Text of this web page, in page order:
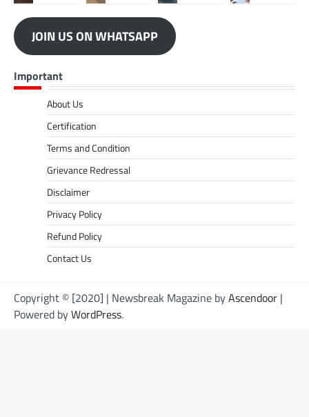
JOIN US ON WHATSAPP
Important
About Us
Certification
Terms and Condition
Grievance Redressal
Disclaimer
Privacy Policy
Refund Policy
Contact Us
Copyright © [2020] | Newsbreak Magazine byAscendoor |
Powered byWordPress.